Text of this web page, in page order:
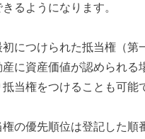
るようになります。
初につけられた抵当権（
産に資産価値が認められる
当権をつけることも可能
権の優先順位は登記した